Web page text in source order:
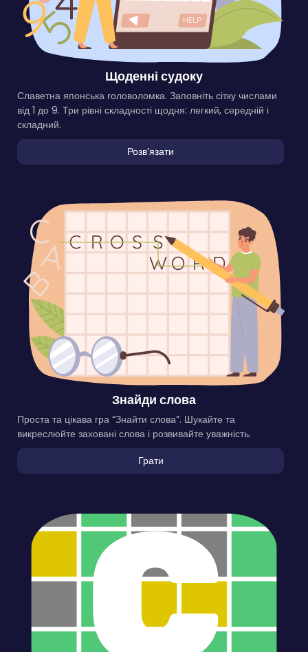
Щоденні судоку
Славетна японська головоломка. Заповніть сітку числами
від 1 до 9. Три рівні складності щодня: легкий, середній і
складний.
Розвʼязати
Знайди слова
Проста та цікава гра “Знайти слова”. Шукайте та
викреслюйте заховані слова і розвивайте уважність.
Грати